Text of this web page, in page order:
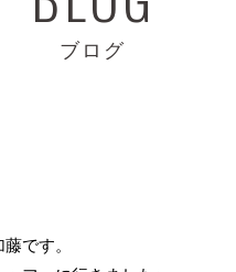
ブログ
です。